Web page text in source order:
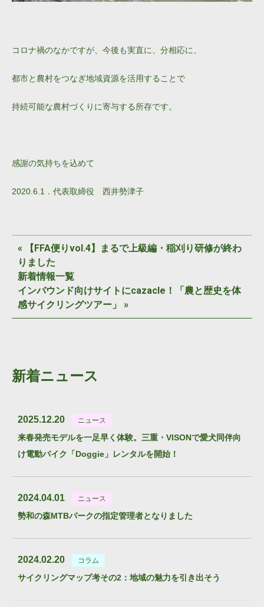
コロナ禍のなかですが、今後も実直に、分相応に、
都市と農村をつなぎ地域資源を活用することで
持続可能な農村づくりに寄与する所存です。
感謝の気持ちを込めて
2020.6.1．代表取締役 西井勢津子
«
【FFA便りvol.4】まるで上級編・稲刈り研修が終わ
りました
新着情報一覧
インバウンド向けサイトにcazacle！「農と歴史を体
感サイクリングツアー」
»
新着ニュース
2025.12.20 ニュース
来春発売モデルを一足早く体験。三重・VISONで愛犬同伴向
け電動バイク「Doggie」レンタルを開始！
2024.04.01 ニュース
勢和の森MTBパークの指定管理者となりました
2024.02.20 コラム
サイクリングマップ考その2：地域の魅力を引き出そう